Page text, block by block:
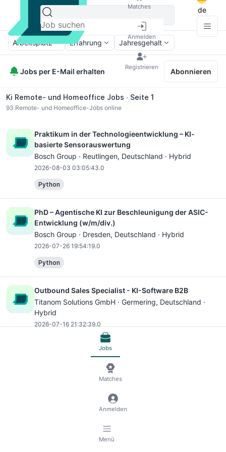
Matches
Anmelden
Registrieren
de
Arbeitsplatz Erfahrung Jahresgehalt
Jobs per E-Mail erhalten Abonnieren
Ki Remote- und Homeoffice Jobs ∙ Seite 1
93 Remote- und Homeoffice-Jobs online
Praktikum in der Technologieentwicklung – KI-
basierte Sensorauswertung
Bosch Group · Reutlingen, Deutschland · Hybrid
2026-08-03 03:05:43.0
Python
PhD – Agentische KI zur Beschleunigung der ASIC-
Entwicklung (w/m/div.)
Bosch Group · Dresden, Deutschland · Hybrid
2026-07-26 19:54:19.0
Python
Outbound Sales Specialist - KI-Software B2B
Titanom Solutions GmbH · Germering, Deutschland ·
Hybrid
2026-07-16 21:32:39.0
DACH Abschlussarbeit: Nutzung von KI (LLM) im
Rahmen von Prozessmodellierungen
Jobs
Matches
Anmelden
Menü